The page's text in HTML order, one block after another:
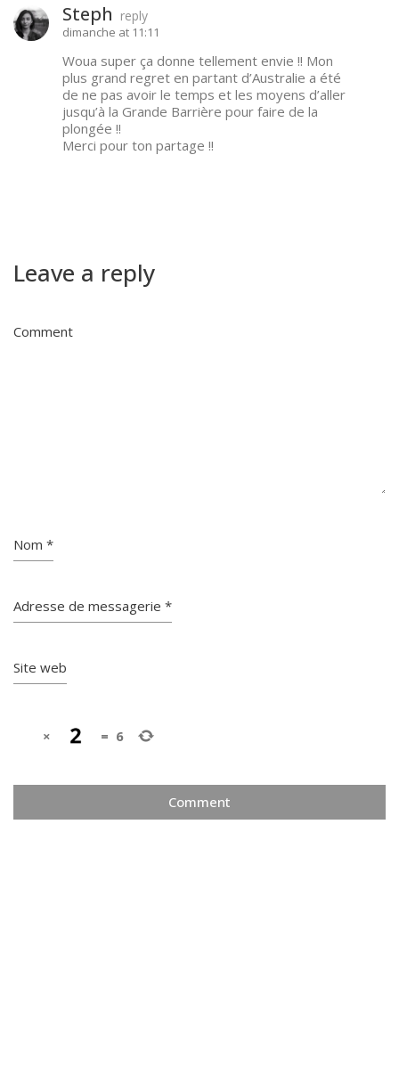
Steph reply
dimanche at 11:11
Woua super ça donne tellement envie !! Mon
plus grand regret en partant d’Australie a été
de ne pas avoir le temps et les moyens d’aller
jusqu’à la Grande Barrière pour faire de la
plongée !!
Merci pour ton partage !!
Leave a reply
Comment
Nom *
Adresse de messagerie *
Site web
× = 6